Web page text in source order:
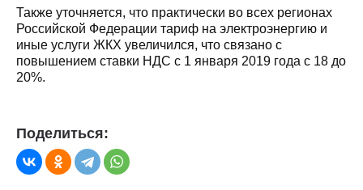
Также уточняется, что практически во всех регионах
Российской Федерации тариф на электроэнергию и
иные услуги ЖКХ увеличился, что связано с
повышением ставки НДС с 1 января 2019 года с 18 до
20%.
Поделиться: